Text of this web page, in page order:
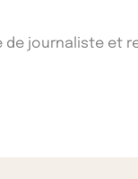
journaliste et